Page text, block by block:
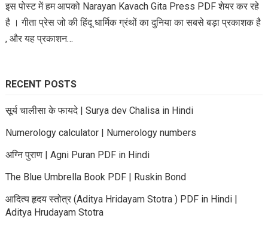
इस पोस्ट में हम आपको Narayan Kavach Gita Press PDF शेयर कर रहे
है । गीता प्रेस जो की हिंदू धार्मिक ग्रंथों का दुनिया का सबसे बड़ा प्रकाशक है
, और यह प्रकाशन…
RECENT POSTS
सूर्य चालीसा के फायदे | Surya dev Chalisa in Hindi
Numerology calculator | Numerology numbers
अग्नि पुराण | Agni Puran PDF in Hindi
The Blue Umbrella Book PDF | Ruskin Bond
आदित्य हृदय स्तोत्र (Aditya Hridayam Stotra ) PDF in Hindi |
Aditya Hrudayam Stotra